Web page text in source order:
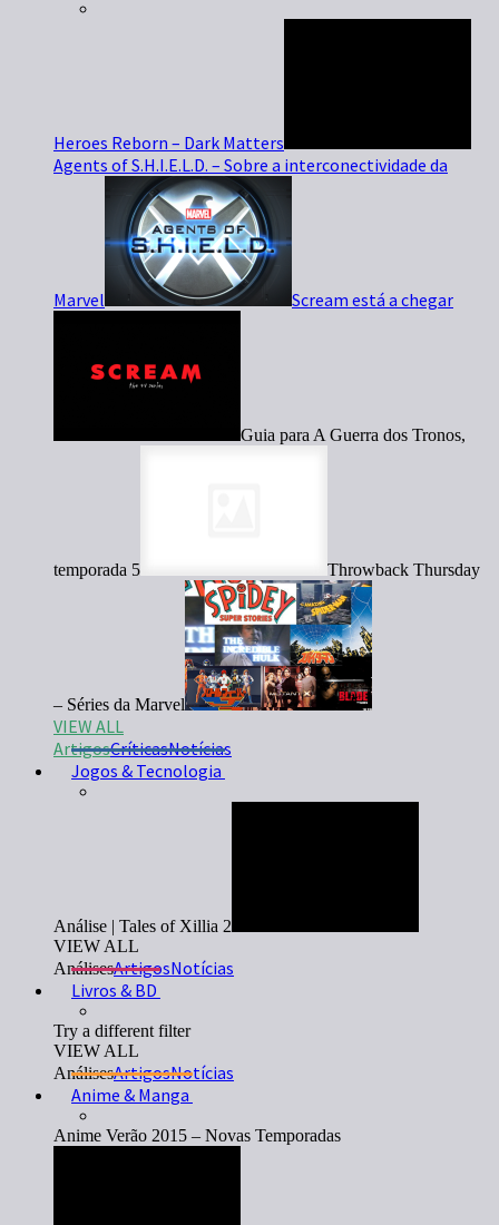
Heroes Reborn – Dark Matters
Agents of S.H.I.E.L.D. – Sobre a interconectividade da
Marvel Scream está a chegar
Guia para A Guerra dos Tronos,
temporada 5 Throwback Thursday
– Séries da Marvel
VIEW ALL
ArtigosCríticasNotícias
Jogos & Tecnologia
Análise | Tales of Xillia 2
VIEW ALL
AnálisesArtigosNotícias
Livros & BD
Try a different filter
VIEW ALL
AnálisesArtigosNotícias
Anime & Manga
Anime Verão 2015 – Novas Temporadas